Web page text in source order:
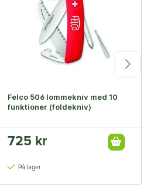
Felco 506 lommekniv med 10
funktioner (foldekniv)
725 kr
På lager